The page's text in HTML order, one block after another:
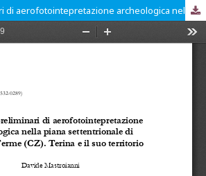
Indagini preliminari di aerofotointepretazione archeologica nella piana settentrionale di Lamezia Terme (CZ). Terina e il suo territorio